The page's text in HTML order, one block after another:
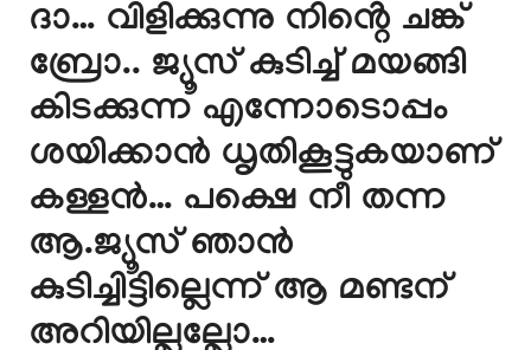
ദാ… വിളിക്കുന്നു നിൻ്റെ ചങ്ക്
ബ്രോ.. ജ്യൂസ് കുടിച്ച് മയങ്ങി
കിടക്കുന്ന എന്നോടൊപ്പം
ശയിക്കാൻ ധൃതികൂട്ടുകയാണ്
കള്ളൻ… പക്ഷെ നീ തന്ന
ആ.ജ്യൂസ് ഞാൻ
കുടിച്ചിട്ടില്ലെന്ന് ആ മണ്ടന്
അറിയില്ലല്ലോ…